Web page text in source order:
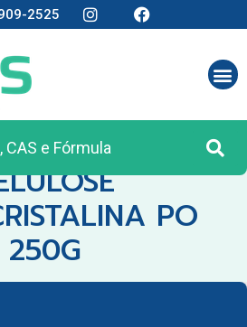
2525
REAGENTES ANALÍTICOS
PO
250G